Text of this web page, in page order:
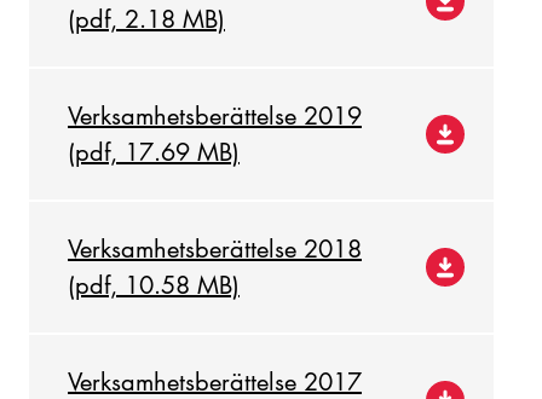
(pdf, 2.18 MB)
Verksamhetsberättelse 2019
(pdf, 17.69 MB)
Verksamhetsberättelse 2018
(pdf, 10.58 MB)
Verksamhetsberättelse 2017